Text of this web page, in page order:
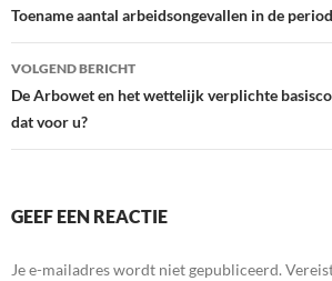
navigatie
Toename aantal arbeidsongevallen in de
VOLGEND BERICHT
De Arbowet en het wettelijk verplichte
dat voor u?
GEEF EEN REACTIE
Je e-mailadres wordt niet gepubliceerd.